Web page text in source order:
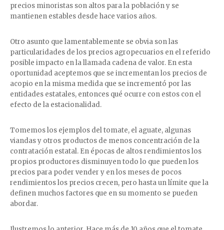
precios minoristas son altos para la población y se
mantienen estables desde hace varios años.
Otro asunto que lamentablemente se obvia son las
particularidades de los precios agropecuarios en el referido
posible impacto en la llamada cadena de valor. En esta
oportunidad aceptemos que se incrementan los precios de
acopio en la misma medida que se incrementó por las
entidades estatales, entonces qué ocurre con estos con el
efecto de la estacionalidad.
Tomemos los ejemplos del tomate, el aguate, algunas
viandas y otros productos de menos concentración de la
contratación estatal. En épocas de altos rendimientos los
propios productores disminuyen todo lo que pueden los
precios para poder vender y en los meses de pocos
rendimientos los precios crecen, pero hasta un límite que la
definen muchos factores que en su momento se pueden
abordar.